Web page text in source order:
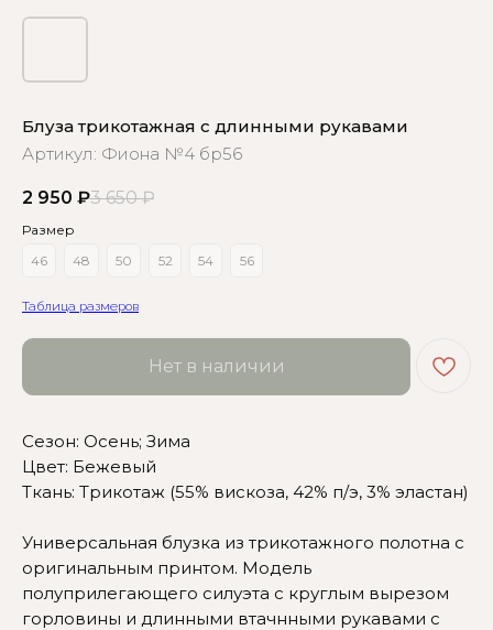
Блуза трикотажная с длинными рукавами
Артикул: Фиона №4 бр56
2 950 ₽3 650 ₽
Размер
46
48 50 52 54 56
Таблица размеров
Нет в наличии
Сезон: Осень; Зима
Цвет: Бежевый
Ткань: Трикотаж (55% вискоза, 42% п/э, 3% эластан)
Универсальная блузка из трикотажного полотна с
оригинальным принтом. Модель
полуприлегающего силуэта с круглым вырезом
горловины и длинными втачнными рукавами с
Сомневаетесь в выборе?
Нажмите сюда, чтобы
посмотреть размерную сетку